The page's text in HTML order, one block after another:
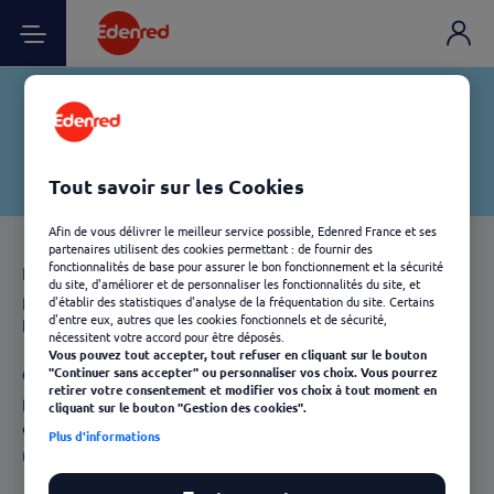
Les blouses professionnelles nécessitent un entretien
particulier, le type de lavage dépend en grande partie de
la matière utilisée pour la conception du vêtement.
CleanWaybénéficie d'un réseau de 1 300 pressings
partenaires offrant des prestations de nettoyage de
qualité, de quoi traiter efficacement n'importe quelle
matière première ou spécificité du vêtement.
Tout savoir sur les Cookies
Afin de vous délivrer le meilleur service possible, Edenred France et ses
partenaires utilisent des cookies permettant : de fournir des
fonctionnalités de base pour assurer le bon fonctionnement et la sécurité
du site, d'améliorer et de personnaliser les fonctionnalités du site, et
d'établir des statistiques d'analyse de la fréquentation du site. Certains
d'entre eux, autres que les cookies fonctionnels et de sécurité,
nécessitent votre accord pour être déposés.
Vous pouvez tout accepter, tout refuser en cliquant sur le bouton
"Continuer sans accepter" ou personnaliser vos choix. Vous pourrez
retirer votre consentement et modifier vos choix à tout moment en
cliquant sur le bouton "Gestion des cookies".
Plus d'informations